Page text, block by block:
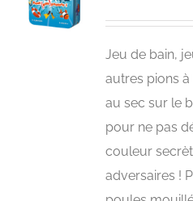
Jeu de bain,
autres pions
au sec sur le
pour ne pas
couleur
adversaires !